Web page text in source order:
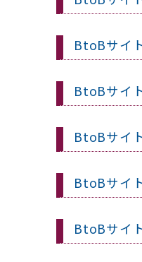
BtoBサイ
BtoBサイ
BtoBサイ
BtoBサイ
BtoBサイ